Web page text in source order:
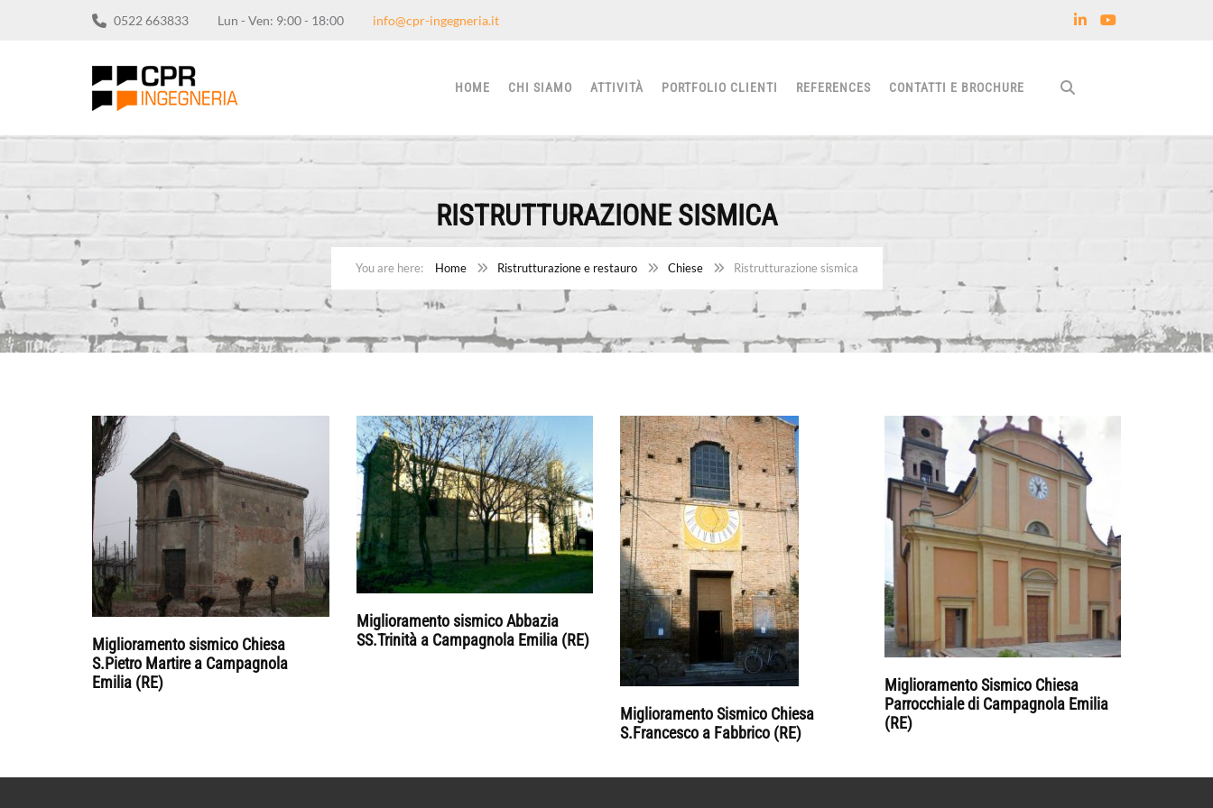
0522 663833 Lun - Ven: 9:00 - 18:00 info@cpr-ingegneria.it
HOME CHI SIAMO ATTIVITÀ PORTFOLIO CLIENTI REFERENCES CONTATTI E BROCHURE
RISTRUTTURAZIONE SISMICA
Home Ristrutturazione e restauro Chiese Ristrutturazione sismica
Miglioramento sismico Chiesa
S.Pietro Martire a Campagnola
Emilia (RE)
Miglioramento sismico Abbazia
SS.Trinità a Campagnola Emilia (RE)
Miglioramento Sismico Chiesa
S.Francesco a Fabbrico (RE)
Miglioramento Sismico Chiesa
Parrocchiale di Campagnola Emilia
(RE)